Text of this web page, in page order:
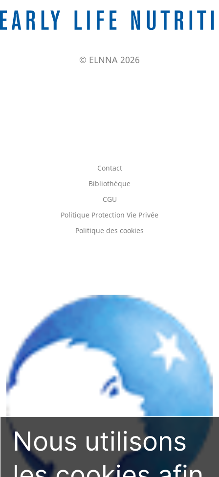
© ELNNA 2026
Contact
Bibliothèque
CGU
Politique Protection Vie Privée
Politique des cookies
Nous utilisons